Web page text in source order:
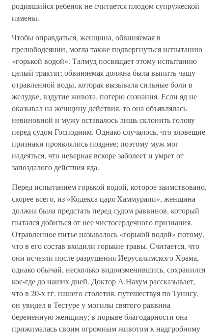
родившийся ребенок не считается плодом супружеской
измены.
Чтобы оправдаться, женщина, обвиняемая в
прелюбодеянии, могла также подвергнуться испытанию
«горькой водой». Талмуд посвящает этому испытанию
целый трактат: обвиняемая должна была выпить чашу
отравленной воды, которая вызывала сильные боли в
желудке, вздутие живота, потерю сознания. Если яд не
оказывал на женщину действия, то она объявлялась
невиновной и мужу оставалось лишь склонить голову
перед судом Господним. Однако случалось, что зловещие
признаки проявлялись позднее; поэтому муж мог
надеяться, что неверная вскоре заболеет и умрет от
запоздалого действия яда.
Перед испытанием горькой водой, которое заимствовано,
скорее всего, из «Кодекса царя Хаммурапи», женщина
должна была предстать перед судом раввинов, который
пытался добиться от нее чистосердечного признания.
Отравленное питье называлось «горькой водой» потому,
что в его состав входили горькие травы. Считается, что
они исчезли после разрушения Иерусалимского Храма,
однако обычай, несколько видоизменившись, сохранился
кое-где до наших дней. Доктор А.Нахум рассказывает,
что в 20-х гг. нашего столетия, путешествуя по Тунису,
он увидел в Тестуре у могилы святого раввина
беременную женщину; в порыве благодарности она
прижималась своим огромным животом к надгробному